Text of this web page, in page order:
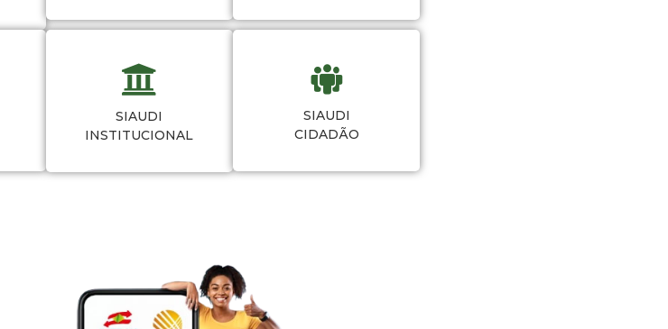
SIAUDI
INSTITUCIONAL
SIAUDI
CIDADÃO